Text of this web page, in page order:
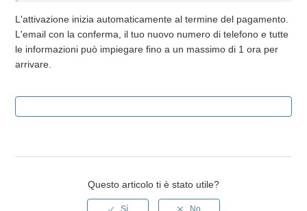
L'attivazione inizia automaticamente al termine del pagamento.
L'email con la conferma, il tuo nuovo numero di telefono e tutte
le informazioni può impiegare fino a un massimo di 1 ora per
arrivare.
Questo articolo ti è stato utile?